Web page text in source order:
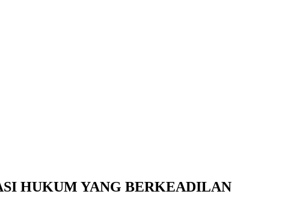
HUKUM YANG BERKEADILAN